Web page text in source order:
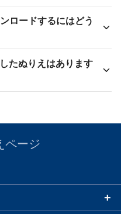
ロードするにはどう
たぬりえはあります
ページ
+